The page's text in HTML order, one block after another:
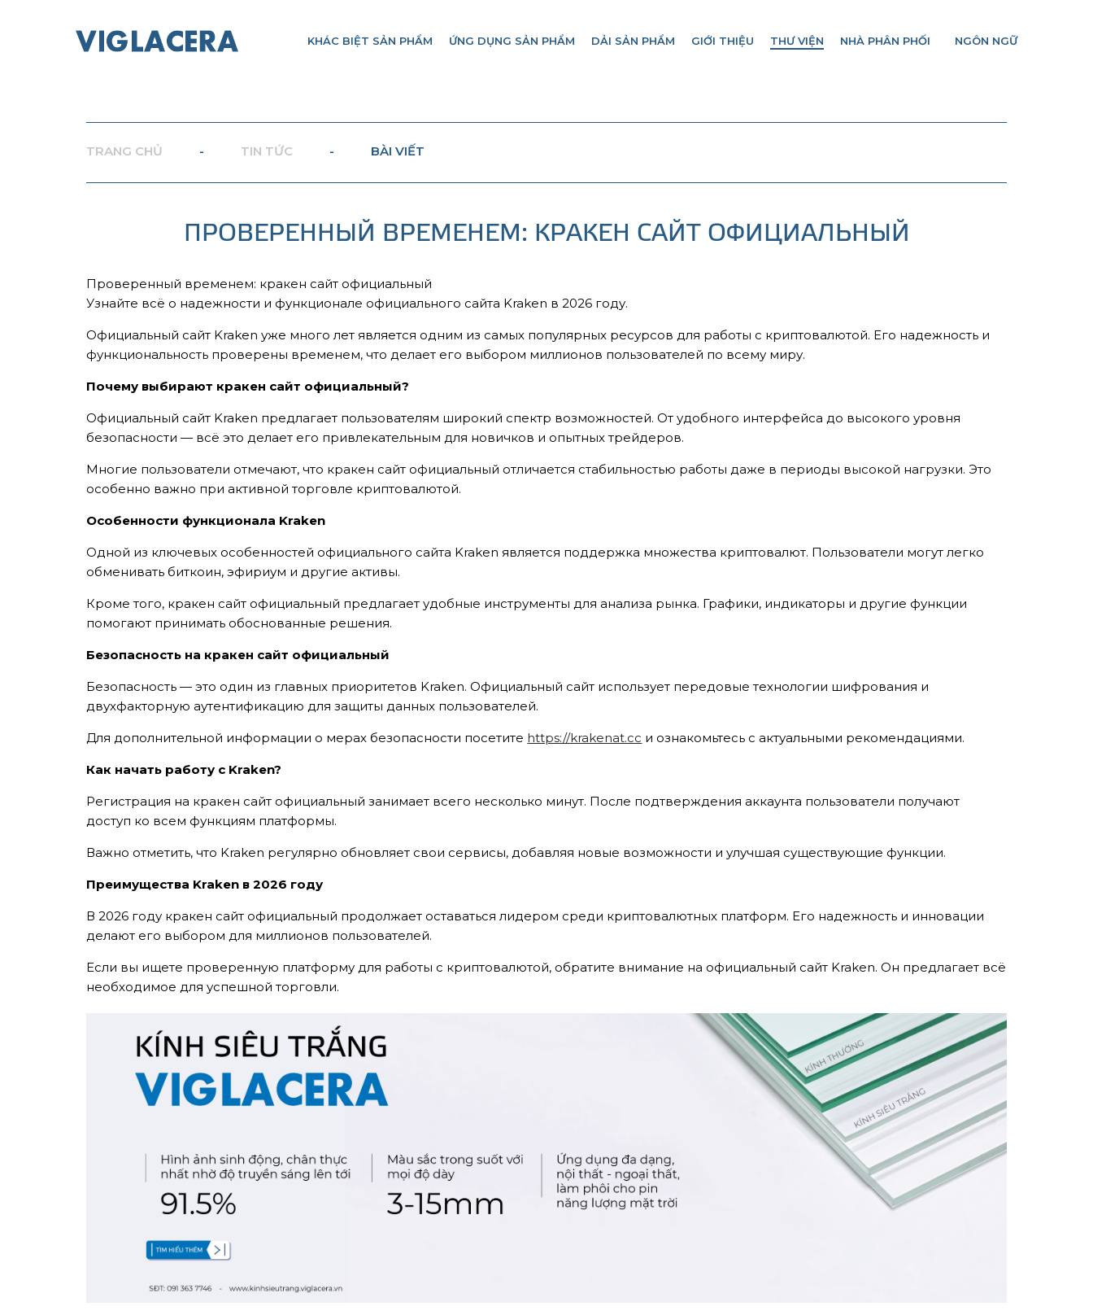
KHÁC BIỆT SẢN PHẨM ỨNG DỤNG SẢN PHẨM DẢI SẢN PHẨM GIỚI THIỆU THƯ VIỆN NHÀ PHÂN PHỐI NGÔN NGỮ
TẢI E-BROCHURE
Nghề nghiệp...
Thành phố...
TRANG CHỦ - TIN TỨC - BÀI VIẾT
ПРОВЕРЕННЫЙ ВРЕМЕНЕМ: КРАКЕН САЙТ ОФИЦИАЛЬНЫЙ
Проверенный временем: кракен сайт официальный
Узнайте всё о надежности и функционале официального сайта Kraken в 2026 году.
Официальный сайт Kraken уже много лет является одним из самых популярных ресурсов для работы с криптовалютой. Его надежность и
функциональность проверены временем, что делает его выбором миллионов пользователей по всему миру.
Почему выбирают кракен сайт официальный?
Официальный сайт Kraken предлагает пользователям широкий спектр возможностей. От удобного интерфейса до высокого уровня
безопасности — всё это делает его привлекательным для новичков и опытных трейдеров.
Многие пользователи отмечают, что кракен сайт официальный отличается стабильностью работы даже в периоды высокой нагрузки. Это
особенно важно при активной торговле криптовалютой.
Особенности функционала Kraken
Одной из ключевых особенностей официального сайта Kraken является поддержка множества криптовалют. Пользователи могут легко
обменивать биткоин, эфириум и другие активы.
Кроме того, кракен сайт официальный предлагает удобные инструменты для анализа рынка. Графики, индикаторы и другие функции
помогают принимать обоснованные решения.
Безопасность на кракен сайт официальный
Безопасность — это один из главных приоритетов Kraken. Официальный сайт использует передовые технологии шифрования и
двухфакторную аутентификацию для защиты данных пользователей.
Для дополнительной информации о мерах безопасности посетите https://krakenat.cc и ознакомьтесь с актуальными рекомендациями.
Как начать работу с Kraken?
Регистрация на кракен сайт официальный занимает всего несколько минут. После подтверждения аккаунта пользователи получают
доступ ко всем функциям платформы.
Важно отметить, что Kraken регулярно обновляет свои сервисы, добавляя новые возможности и улучшая существующие функции.
Преимущества Kraken в 2026 году
В 2026 году кракен сайт официальный продолжает оставаться лидером среди криптовалютных платформ. Его надежность и инновации
делают его выбором для миллионов пользователей.
Если вы ищете проверенную платформу для работы с криптовалютой, обратите внимание на официальный сайт Kraken. Он предлагает всё
необходимое для успешной торговли.